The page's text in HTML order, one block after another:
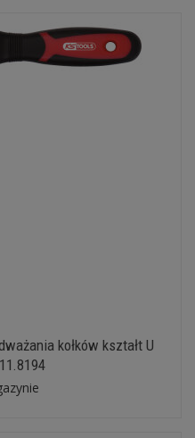
kołków kształt U